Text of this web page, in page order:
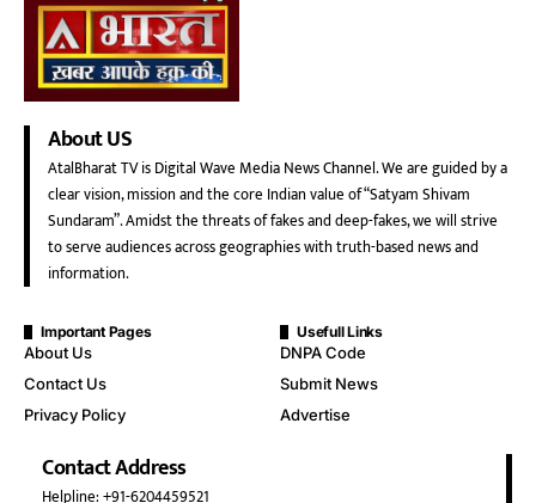
About US
AtalBharat TV is Digital Wave Media News Channel. We are guided by a
clear vision, mission and the core Indian value of “Satyam Shivam
Sundaram”. Amidst the threats of fakes and deep-fakes, we will strive
to serve audiences across geographies with truth-based news and
information.
Important Pages
About Us
Contact Us
Privacy Policy
Usefull Links
DNPA Code
Submit News
Advertise
Contact Address
Helpline: +91-6204459521